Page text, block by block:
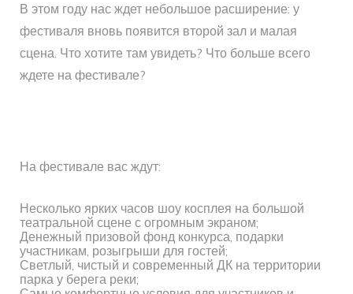
В этом году нас ждет небольшое расширение: у
фестиваля вновь появится второй зал и малая
сцена. Что хотите там увидеть? Что больше всего
ждете на фестивале?
На фестивале вас ждут:
Несколько ярких часов шоу косплея на большой
театральной сцене с огромным экраном;
Денежный призовой фонд конкурса, подарки
участникам, розыгрыши для гостей;
Светлый, чистый и современный ДК на территории
парка у берега реки;